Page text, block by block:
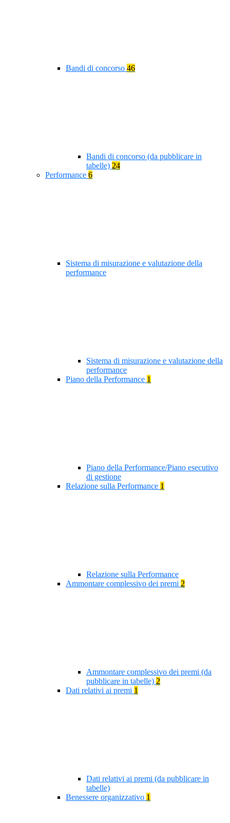
Bandi di concorso 46
Bandi di concorso (da pubblicare in
tabelle) 24
Performance 6
Sistema di misurazione e valutazione della
performance
Sistema di misurazione e valutazione della
performance
Piano della Performance 1
Piano della Performance/Piano esecutivo
di gestione
Relazione sulla Performance 1
Relazione sulla Performance
Ammontare complessivo dei premi 2
Ammontare complessivo dei premi (da
pubblicare in tabelle) 2
Dati relativi ai premi 1
Dati relativi ai premi (da pubblicare in
tabelle)
Benessere organizzativo 1